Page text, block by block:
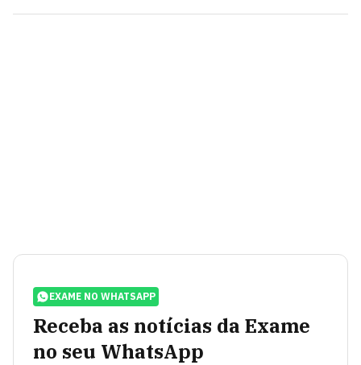
EXAME NO WHATSAPP
Receba as notícias da Exame
no seu WhatsApp